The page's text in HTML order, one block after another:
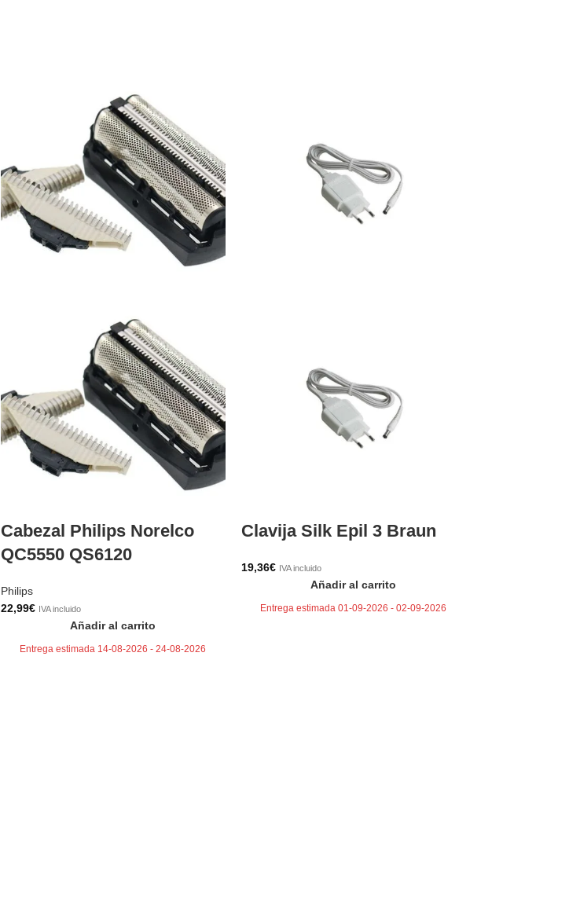
Cabezal Philips Norelco
QC5550 QS6120
Philips
22,99€ IVA incluido
Añadir al carrito
Entrega estimada 14-08-2026 - 24-08-2026
Clavija Silk Epil 3 Braun
19,36€ IVA incluido
Añadir al carrito
Entrega estimada 01-09-2026 - 02-09-2026